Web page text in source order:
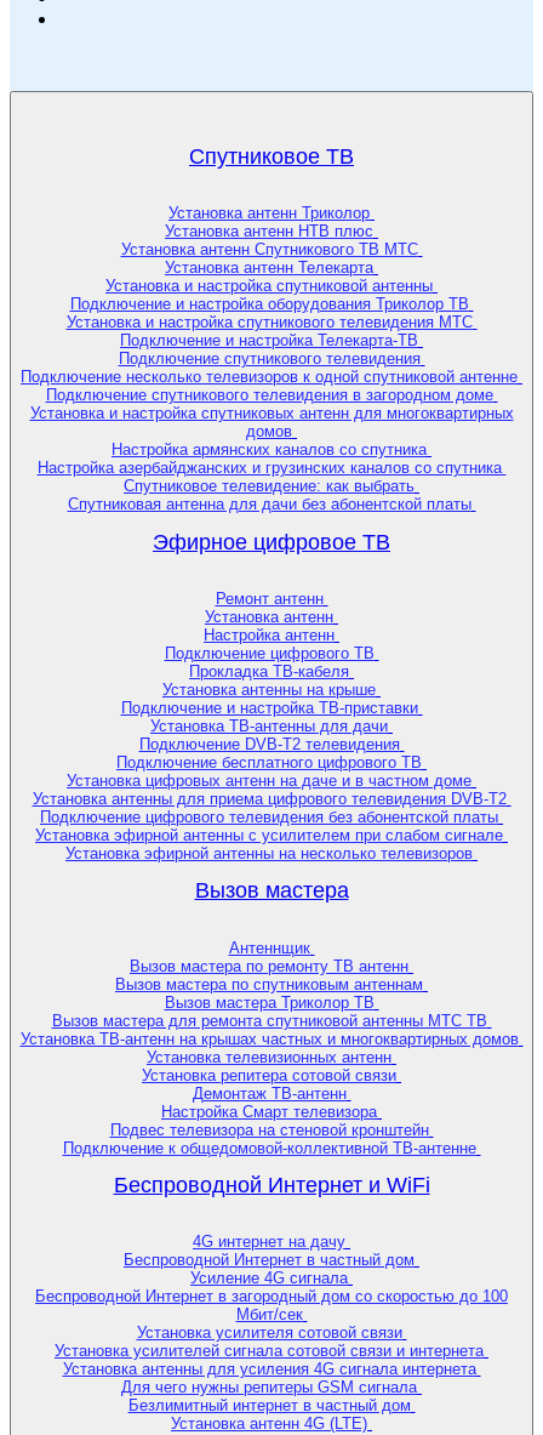
Спутниковое ТВ
Установка антенн Триколор
Установка антенн НТВ плюс
Установка антенн Спутникового ТВ МТС
Установка антенн Телекарта
Установка и настройка спутниковой антенны
Подключение и настройка оборудования Триколор ТВ
Установка и настройка спутникового телевидения МТС
Подключение и настройка Телекарта-ТВ
Подключение спутникового телевидения
Подключение несколько телевизоров к одной спутниковой антенне
Подключение спутникового телевидения в загородном доме
Установка и настройка спутниковых антенн для многоквартирных
домов
Настройка армянских каналов со спутника
Настройка азербайджанских и грузинских каналов со спутника
Спутниковое телевидение: как выбрать
Спутниковая антенна для дачи без абонентской платы
Эфирное цифровое ТВ
Ремонт антенн
Установка антенн
Настройка антенн
Подключение цифрового ТВ
Прокладка ТВ-кабеля
Установка антенны на крыше
Подключение и настройка ТВ-приставки
Установка ТВ-антенны для дачи
Подключение DVB-T2 телевидения
Подключение бесплатного цифрового ТВ
Установка цифровых антенн на даче и в частном доме
Установка антенны для приема цифрового телевидения DVB-T2
Подключение цифрового телевидения без абонентской платы
Установка эфирной антенны с усилителем при слабом сигнале
Установка эфирной антенны на несколько телевизоров
Вызов мастера
Антеннщик
Вызов мастера по ремонту ТВ антенн
Вызов мастера по спутниковым антеннам
Вызов мастера Триколор ТВ
Вызов мастера для ремонта спутниковой антенны МТС ТВ
Установка ТВ-антенн на крышах частных и многоквартирных домов
Установка телевизионных антенн
Установка репитера сотовой связи
Демонтаж ТВ-антенн
Настройка Смарт телевизора
Подвес телевизора на стеновой кронштейн
Подключение к общедомовой-коллективной ТВ-антенне
Беспроводной Интернет и WiFi
4G интернет на дачу
Беспроводной Интернет в частный дом
Усиление 4G сигнала
Беспроводной Интернет в загородный дом со скоростью до 100
Мбит/сек
Установка усилителя сотовой связи
Установка усилителей сигнала сотовой связи и интернета
Установка антенны для усиления 4G сигнала интернета
Для чего нужны репитеры GSM сигнала
Безлимитный интернет в частный дом
Установка антенн 4G (LTE)